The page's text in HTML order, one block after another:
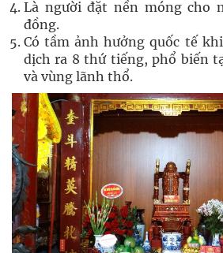
Là người đặt nền móng cho
đồng.
Có tầm ảnh hưởng quốc tế
dịch ra 8 thứ tiếng, phổ biến
và vùng lãnh thổ.